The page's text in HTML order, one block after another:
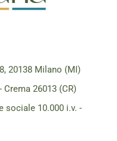
20138 Milano (MI)
26013 (CR)
sociale 10.000 i.v. -